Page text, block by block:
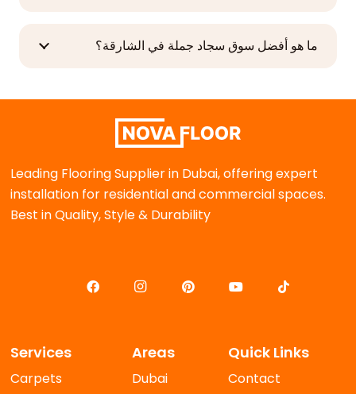
ما هو أفضل سوق سجاد جملة في الشارقة؟
Leading Flooring Supplier in Dubai, offering expert
installation for residential and commercial spaces.
Best in Quality, Style & Durability
Services
Carpets
Areas
Dubai
Quick Links
Contact